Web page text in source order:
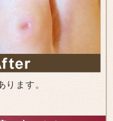
ます。